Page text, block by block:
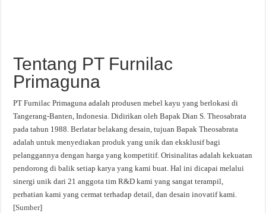
Tentang PT Furnilac
Primaguna
PT Furnilac Primaguna adalah produsen mebel kayu yang berlokasi di
Tangerang-Banten, Indonesia. Didirikan oleh Bapak Dian S. Theosabrata
pada tahun 1988. Berlatar belakang desain, tujuan Bapak Theosabrata
adalah untuk menyediakan produk yang unik dan eksklusif bagi
pelanggannya dengan harga yang kompetitif. Orisinalitas adalah kekuatan
pendorong di balik setiap karya yang kami buat. Hal ini dicapai melalui
sinergi unik dari 21 anggota tim R&D kami yang sangat terampil,
perhatian kami yang cermat terhadap detail, dan desain inovatif kami.
[Sumber]